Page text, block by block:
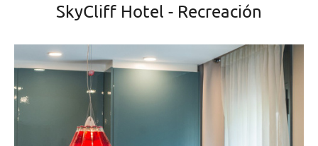
SkyCliff Hotel - Recreación